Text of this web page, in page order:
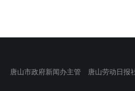
唐山市政府新闻办主管 唐山劳动日报